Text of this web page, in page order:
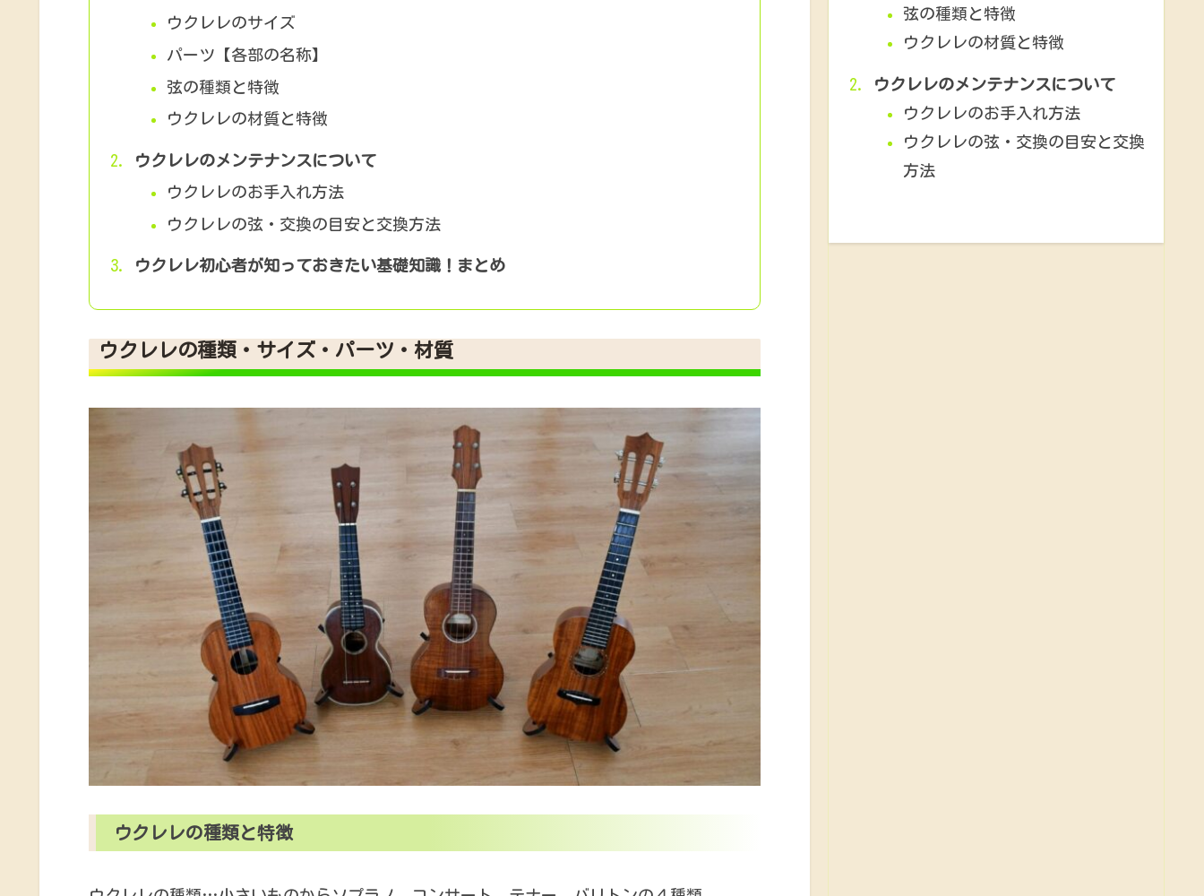
ウクレレのサイズ
パーツ【各部の名称】
弦の種類と特徴
ウクレレの材質と特徴
ウクレレのメンテナンスについて
ウクレレのお手入れ方法
ウクレレの弦・交換の目安と交換方法
ウクレレ初心者が知っておきたい基礎知識！まとめ
ウクレレの種類・サイズ・パーツ・材質
ウクレレの種類と特徴
弦の種類と特徴
ウクレレの材質と特徴
ウクレレのメンテナンスについて
ウクレレのお手入れ方法
ウクレレの弦・交換の目安と交換
方法
礎知識！まとめ